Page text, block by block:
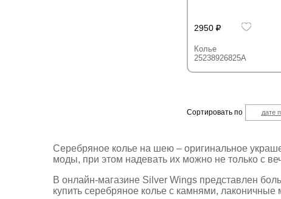
2950
Колье
25238926825A
Сортировать по дате
Серебряное колье на шею – оригинальное
моды, при этом надевать их можно не только с
В онлайн-магазине Silver Wings представлен
купить серебряное колье с камнями, лаконичные